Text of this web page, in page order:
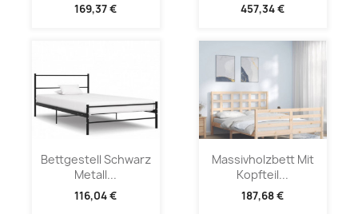
169,37 € 457,34 €
Bettgestell Schwarz
Metall...
116,04 €
Massivholzbett Mit
Kopfteil...
187,68 €